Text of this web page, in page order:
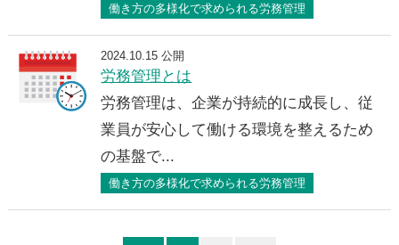
働き方の多様化で求められる労務管理
2024.10.15 公開
労務管理とは
労務管理は、企業が持続的に成長し、従
業員が安心して働ける環境を整えるため
の基盤で...
働き方の多様化で求められる労務管理